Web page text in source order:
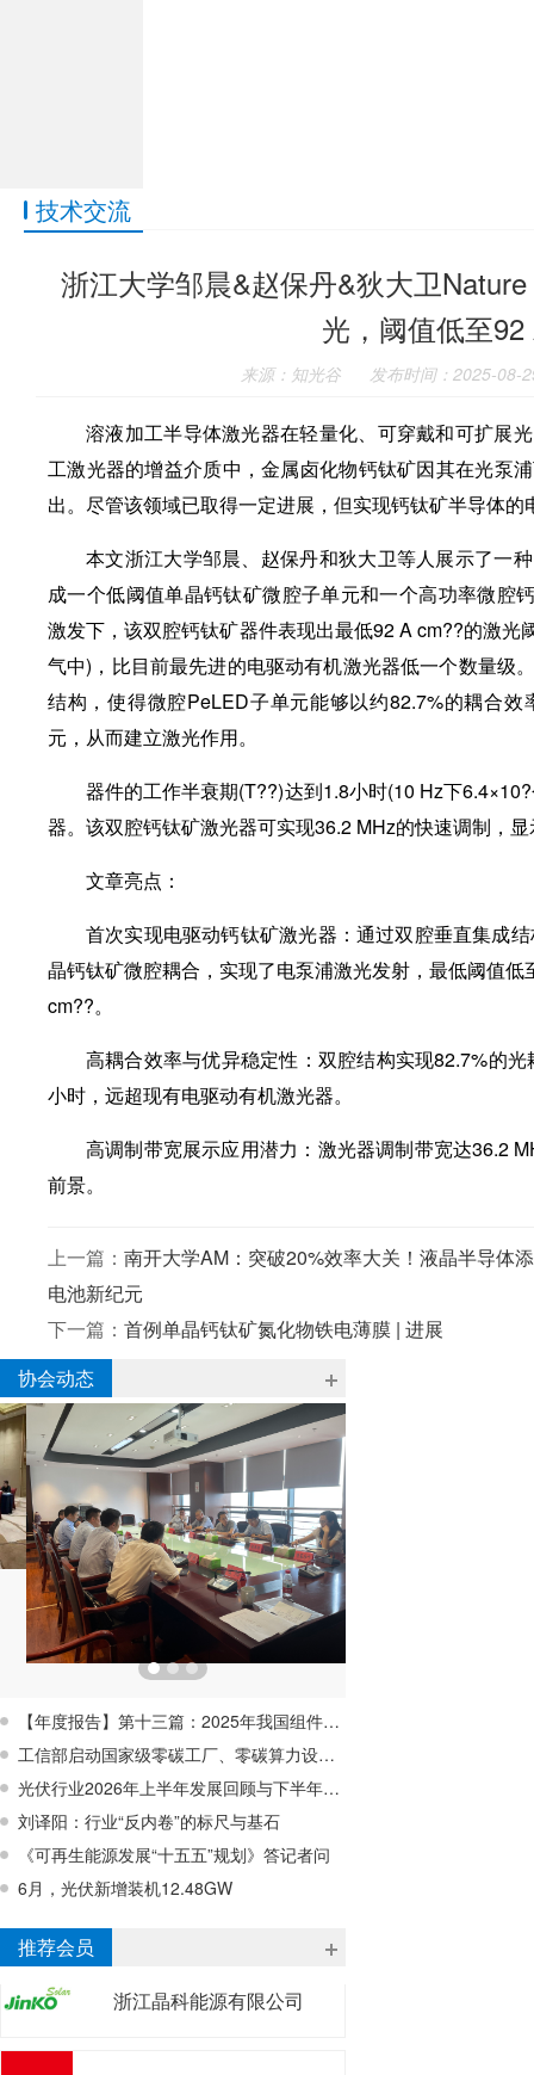
技术交流
浙江大学邹晨&赵保丹&狄大卫
光，阈值低至92
来源：知光谷 发布时间：2025-08-
溶液加工半导体激光器在轻量化、可穿戴和可扩展
工激光器的增益介质中，金属卤化物钙钛矿因其在光泵
出。尽管该领域已取得一定进展，但实现钙钛矿半导体
本文浙江大学邹晨、赵保丹和狄大卫等人展示了一
成一个低阈值单晶钙钛矿微腔子单元和一个高功率微腔
激发下，该双腔钙钛矿器件表现出最低92 A cm??的激光
气中)，比目前最先进的电驱动有机激光器低一个数量级
结构，使得微腔PeLED子单元能够以约82.7%的耦合
元，从而建立激光作用。
器件的工作半衰期(T??)达到1.8小时(10 Hz下
器。该双腔钙钛矿激光器可实现36.2 MHz的快速调制，
文章亮点：
首次实现电驱动钙钛矿激光器：通过双腔垂直集成
晶钙钛矿微腔耦合，实现了电泵浦激光发射，最低阈值低
cm??。
高耦合效率与优异稳定性：双腔结构实现82.7%的
小时，远超现有电驱动有机激光器。
高调制带宽展示应用潜力：激光器调制带宽达36.2
前景。
上一篇： 南开大学AM：突破20%效率大关！液晶半导体
电池新纪元
下一篇： 首例单晶钙钛矿氮化物铁电薄膜 | 进展
协会动态
【年度报告】第十三篇：2025年我国组件回收行业蓄势待发，行业亟待破解经济性难题
工信部启动国家级零碳工厂、零碳算力设施建设工作
光伏行业2026年上半年发展回顾与下半年形势展望研讨会在宁波成功召开
刘译阳：行业“反内卷”的标尺与基石
《可再生能源发展“十五五”规划》答记者问
6月，光伏新增装机12.48GW
推荐会员
浙江昱辉阳光能源有限公司
浙江晶科能源有限公司